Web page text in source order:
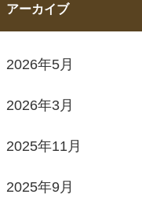
アーカイブ
2026年5月
2026年3月
2025年11月
2025年9月